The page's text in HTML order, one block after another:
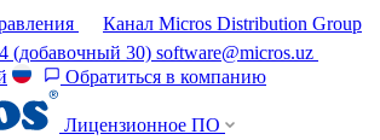
Канал Micros Distribution Group
(добавочный 30) software@micros.uz
Обратиться в компанию
Лицензионное ПО